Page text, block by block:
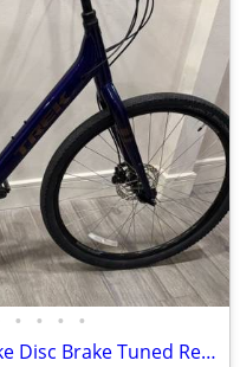
• • • •
Trek Verve Low Step Hybrid Bike Disc Brake Tuned Ready/Ride